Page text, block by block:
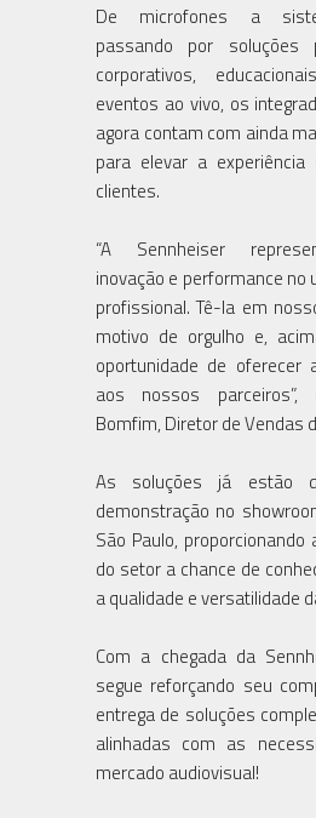
De microfones a
passando por soluções
corporativos,
eventos ao vivo, os
agora contam com ainda
para elevar a
clientes.
“A Sennheiser
inovação e performance no
profissional. Tê-la em
motivo de orgulho e,
oportunidade de oferecer
aos nossos parceiros”,
Bomfim, Diretor de Vendas
As soluções já estão
demonstração no
São Paulo,
do setor a chance de
a qualidade e versatilidade
Com a chegada da
segue reforçando seu
entrega de soluções
alinhadas com as
mercado audiovisual!